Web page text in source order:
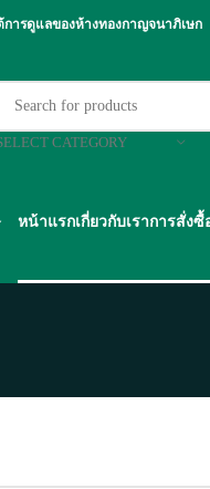
ารดูแลของห้างทองกาญจนาภิเษก
CATEGORY
หน้าแรกเกี่ยวกับเราการสั่งซื้